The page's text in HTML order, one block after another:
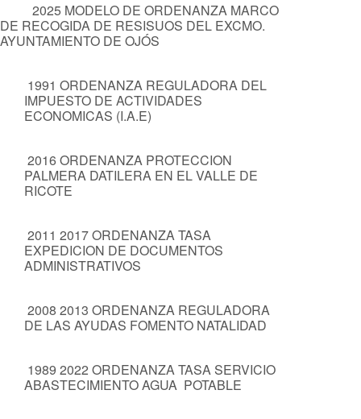
2025 MODELO DE ORDENANZA MARCO
DE RECOGIDA DE RESISUOS DEL EXCMO.
AYUNTAMIENTO DE OJÓS
1991 ORDENANZA REGULADORA DEL
IMPUESTO DE ACTIVIDADES
ECONOMICAS (I.A.E)
2016 ORDENANZA PROTECCION
PALMERA DATILERA EN EL VALLE DE
RICOTE
2011 2017 ORDENANZA TASA
EXPEDICION DE DOCUMENTOS
ADMINISTRATIVOS
2008 2013 ORDENANZA REGULADORA
DE LAS AYUDAS FOMENTO NATALIDAD
1989 2022 ORDENANZA TASA SERVICIO
ABASTECIMIENTO AGUA POTABLE